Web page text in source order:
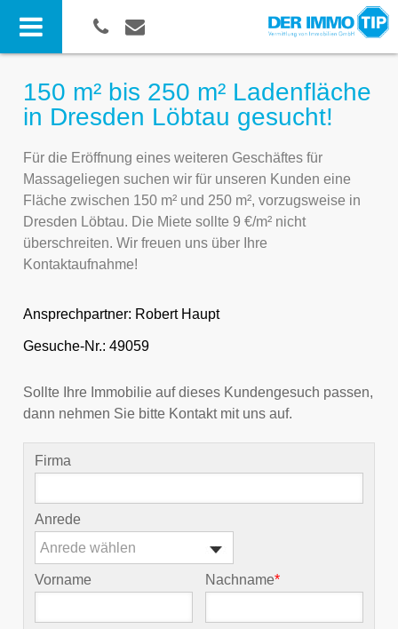
150 m² bis 250 m² Ladenfläche
in Dresden Löbtau gesucht!
Für die Eröffnung eines weiteren Geschäftes für
Massageliegen suchen wir für unseren Kunden eine
Fläche zwischen 150 m² und 250 m², vorzugsweise in
Dresden Löbtau. Die Miete sollte 9 €/m² nicht
überschreiten. Wir freuen uns über Ihre
Kontaktaufnahme!
Ansprechpartner: Robert Haupt
Gesuche-Nr.: 49059
Sollte Ihre Immobilie auf dieses Kundengesuch passen,
dann nehmen Sie bitte Kontakt mit uns auf.
Firma
Anrede
Anrede wählen
Vorname Nachname*